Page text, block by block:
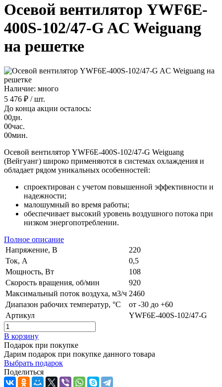
Осевой вентилятор YWF6E-
400S-102/47-G AC Weiguang
на решетке
Наличие: много
5 476 ₽ / шт.
До конца акции осталось:
00дн.
00час.
00мин.
Осевой вентилятор YWF6E-400S-102/47-G Weiguang
(Вейгуанг) широко применяются в системах охлаждения и
обладает рядом уникальных особенностей:
спроектирован с учетом повышенной эффективности и
надежности;
малошумный во время работы;
обеспечивает высокий уровень воздушного потока при
низком энергопотреблении.
Полное описание
Напряжение, В
220
Ток, А
0,5
Мощность, Вт
108
Скорость вращения, об/мин
920
Максимальный поток воздуха, м3/ч 2460
Диапазон рабочих температур, °C
от -30 до +60
Артикул
YWF6E-400S-102/47-G
В корзину
Подарок при покупке
Дарим подарок при покупке данного товара
Выбрать подарок
Поделиться